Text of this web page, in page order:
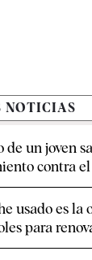
NOTICIAS
de un joven
contra el
usado es la
para